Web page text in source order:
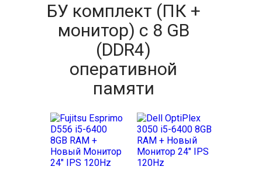
БУ комплект (ПК +
монитор) с 8 GB
(DDR4)
оперативной
памяти